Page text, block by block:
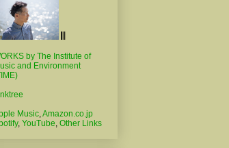
by The Institute of
and Environment
Music,Amazon.co.jp
, YouTube, Other Links